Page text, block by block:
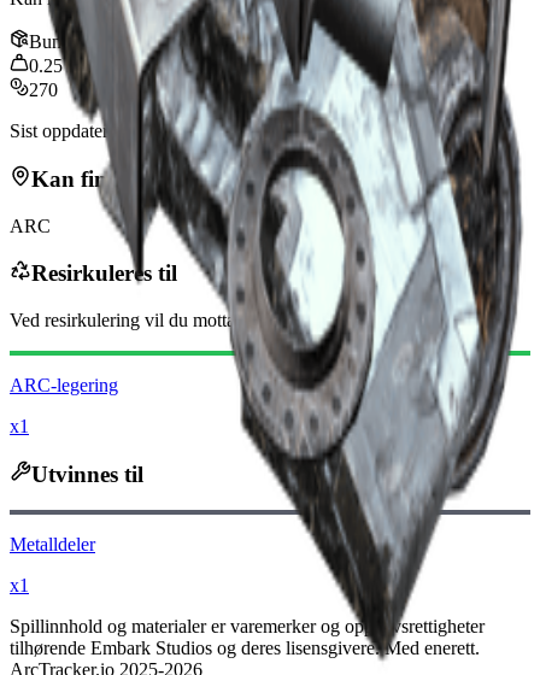
Bunke:
0.25kg
270
Sist oppdatert
Jan 13, 2026
Kan finnes i
ARC
Resirkuleres til
Ved resirkulering vil du motta -70 mindre Raider-mynter
ARC-legering
x1
Utvinnes til
Metalldeler
x1
Spillinnhold og materialer er varemerker og opphavsrettigheter
tilhørende Embark Studios og deres lisensgivere. Med enerett.
ArcTracker.io 2025-2026